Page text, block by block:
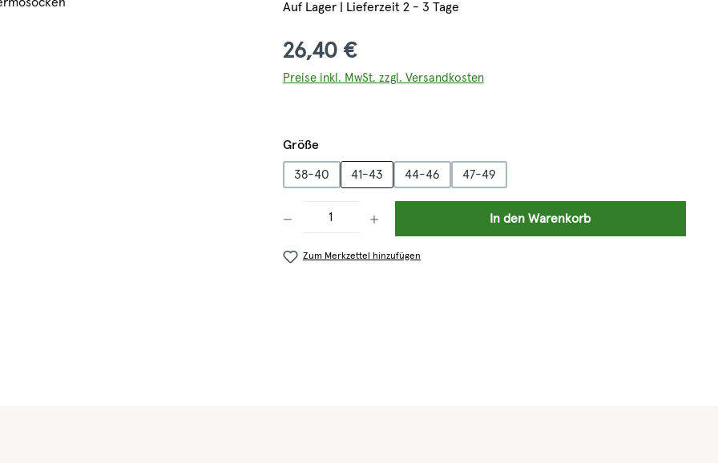
Auf Lager | Lieferzeit 2 - 3 Tage
26,40 €
Preise inkl. MwSt. zzgl. Versandkosten
Größeauswählen
38-40 41-43 44-46 47-49
In den Warenkorb
Zum Merkzettel hinzufügen